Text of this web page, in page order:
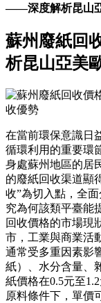
——深度解析昆山
蘇州廢紙回
析昆山亞美
在當前環保意識日
循環利用的重要環
身處蘇州地區的居
的廢紙回收渠道顯
收”為切入點，全
究為何該類平臺能
回收價格的市場現
市，工業與商業活
通常受多重因素影
紙）、水分含量、
紙價格在0.5元至
原料條件下，單價